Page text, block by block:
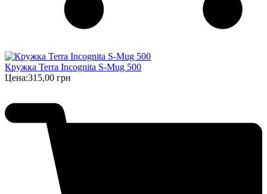
Кружка Terra Incognita S-Mug 500
Цена:315,00 грн